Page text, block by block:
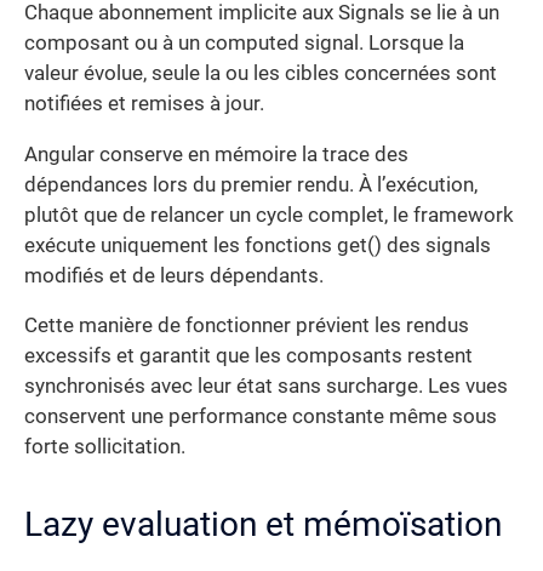
Chaque abonnement implicite aux Signals se lie à un
composant ou à un computed signal. Lorsque la
valeur évolue, seule la ou les cibles concernées sont
notifiées et remises à jour.
Angular conserve en mémoire la trace des
dépendances lors du premier rendu. À l’exécution,
plutôt que de relancer un cycle complet, le framework
exécute uniquement les fonctions get() des signals
modifiés et de leurs dépendants.
Cette manière de fonctionner prévient les rendus
excessifs et garantit que les composants restent
synchronisés avec leur état sans surcharge. Les vues
conservent une performance constante même sous
forte sollicitation.
Lazy evaluation et mémoïsation